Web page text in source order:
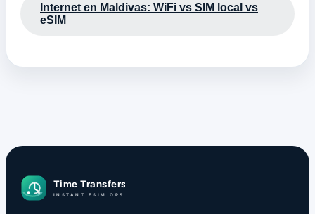
Internet en Maldivas: WiFi vs SIM local vs
eSIM